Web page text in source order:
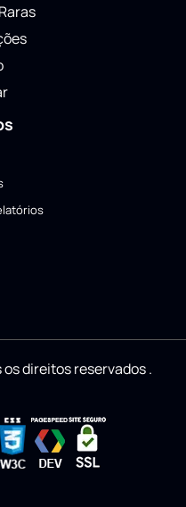
direitos reservados.